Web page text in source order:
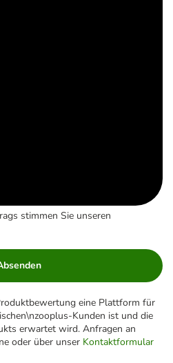
stimmen Sie unseren
eine Plattform für
Kunden ist und die
erwartet wird. Anfragen an
oder über unser Kontaktformular